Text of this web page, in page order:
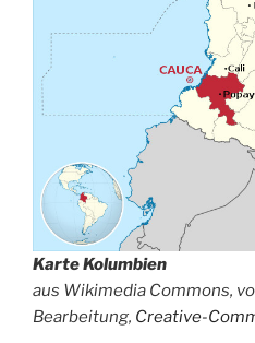
Karte Kolumbien
aus Wikimedia Commons,
Bearbeitung, Creative-